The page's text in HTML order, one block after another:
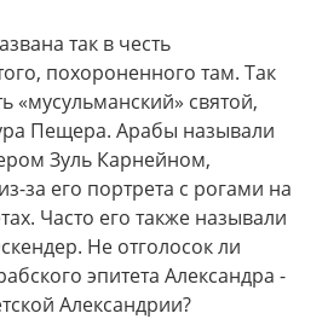
так в честь
похороненного там. Так
«мусульманский» святой,
Пещера. Арабы называли
Зуль Карнейном,
за его портрета с рогами на
Часто его также называли
Не отголосок ли
эпитета Александра -
Александрии?